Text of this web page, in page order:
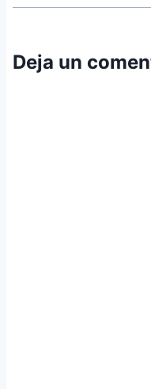
Deja un